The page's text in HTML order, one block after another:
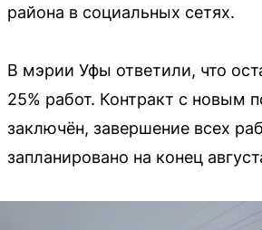
района в социальных сетях.
В мэрии Уфы ответили, что
25% работ. Контракт с новым
заключён, завершение всех
запланировано на конец